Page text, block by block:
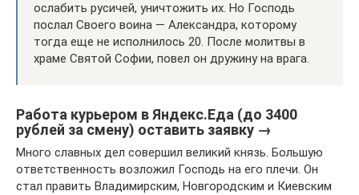
ослабить русичей, уничтожить их. Но Господь
послал Своего воина — Александра, которому
тогда еще не исполнилось 20. После молитвы в
храме Святой Софии, повел он дружину на врага.
Работа курьером в Яндекс.Еда (до 3400
рублей за смену) оставить заявку →
Много славных дел совершил великий князь. Большую
ответственность возложил Господь на его плечи. Он
стал править Владимирским, Новгородским и Киевским